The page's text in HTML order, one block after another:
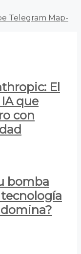
Telegram Map-
El
que
con
bomba
tecnología